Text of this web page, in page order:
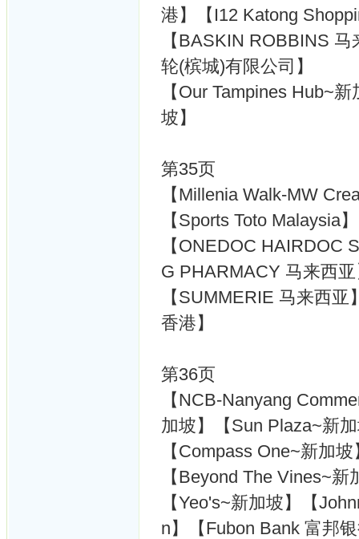
港】【I12 Katong
【BASKIN ROBBINS
轮(槟城)有限公司】
【Our Tampines Hub~
坡】
第35页
【Millenia Walk-MW
【Sports Toto Malaysia
【ONEDOC HAIRDOC
G PHARMACY 马来西
【SUMMERIE 马来西
香港】
第36页
【NCB-Nanyang
加坡】【Sun Plaza~新
【Compass One~新加
【Beyond The Vines~新
【Yeo's~新加坡】【
n】【Fubon Bank 富邦